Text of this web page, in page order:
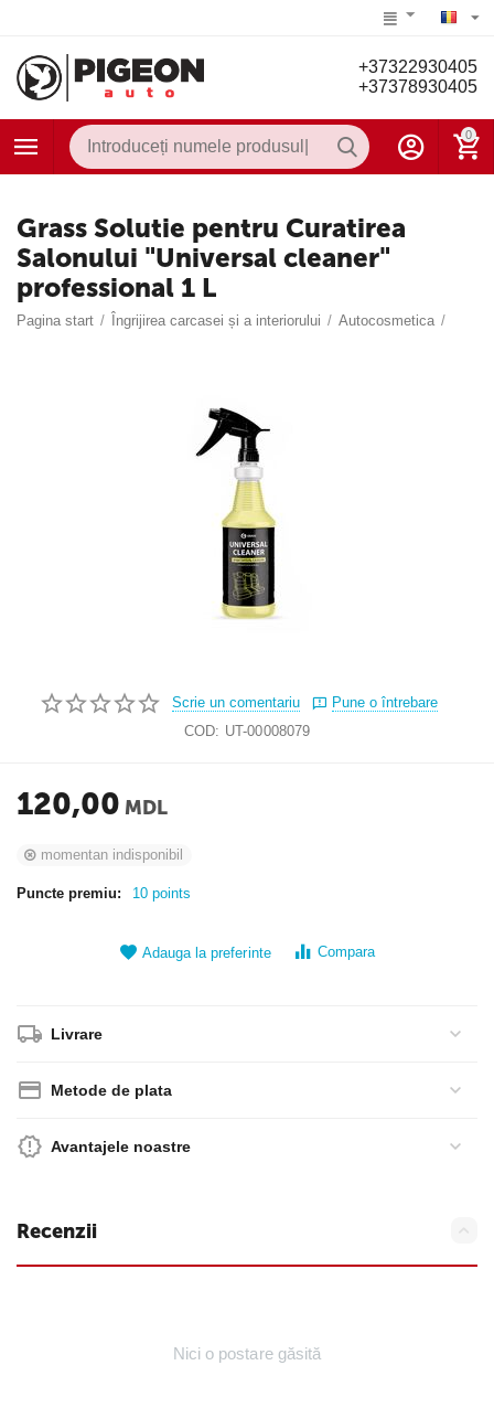
+37322930405
+37378930405
0
Grass Solutie pentru Curatirea
Salonului "Universal cleaner"
professional 1 L
Pagina start / Îngrijirea carcasei și a interiorului / Autocosmetica /
Scrie un comentariu
Pune o întrebare
COD: UT-00008079
120,00 MDL
momentan indisponibil
Puncte premiu: 10 points
Adauga la preferinte Compara
Livrare
Metode de plata
Avantajele noastre
Recenzii
Nici o postare găsită